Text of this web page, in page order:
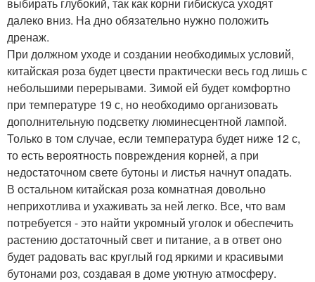
далеко вниз. На дно обязательно нужно положить
дренаж.
При должном уходе и создании необходимых условий,
китайская роза будет цвести практически весь год лишь с
небольшими перерывами. Зимой ей будет комфортно
при температуре 19 с, но необходимо организовать
дополнительную подсветку люминесцентной лампой.
Только в том случае, если температура будет ниже 12 с,
то есть вероятность повреждения корней, а при
недостаточном свете бутоны и листья начнут опадать.
В остальном китайская роза комнатная довольно
неприхотлива и ухаживать за ней легко. Все, что вам
потребуется - это найти укромный уголок и обеспечить
растению достаточный свет и питание, а в ответ оно
будет радовать вас круглый год яркими и красивыми
бутонами роз, создавая в доме уютную атмосферу.